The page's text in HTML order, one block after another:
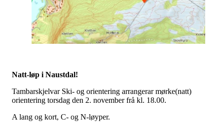
Natt-løp i Naustdal!
Tambarskjelvar Ski- og orientering arrangerar mørke(natt)
orientering torsdag den 2. november frå kl. 18.00.
A lang og kort, C- og N-løyper.